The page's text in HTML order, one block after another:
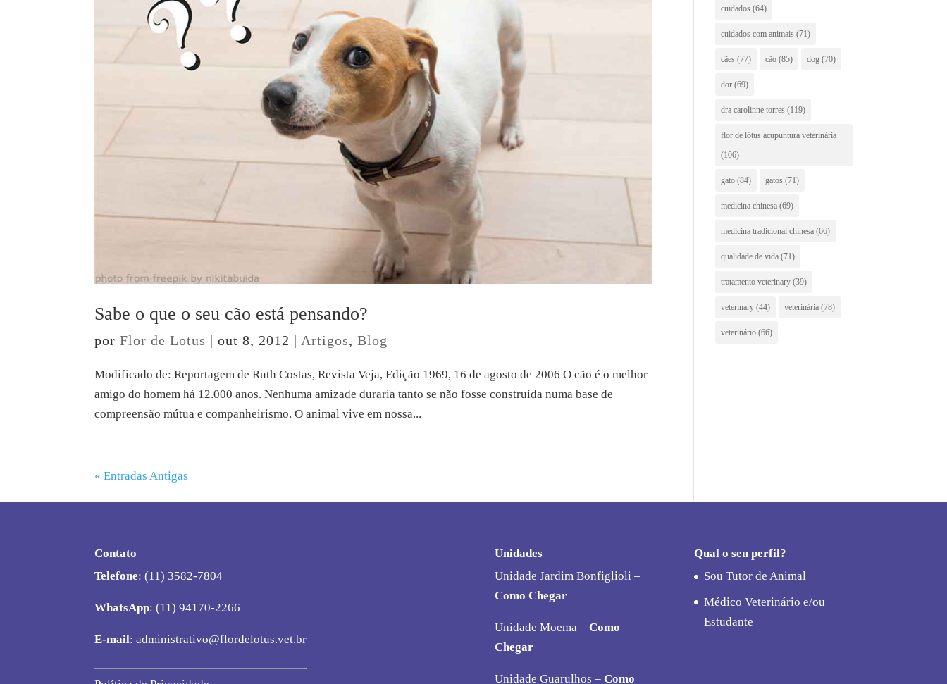
Sabe o que o seu cão está pensando?
porFlor de Lotus |out 8, 2012 | Artigos,Blog
Modificado de: Reportagem de Ruth Costas, Revista Veja, Edição 1969, 16 de agosto de 2006 O cão é o melhor
amigo do homem há 12.000 anos. Nenhuma amizade duraria tanto se não fosse construída numa base de
compreensão mútua e companheirismo. O animal vive em nossa...
« Entradas Antigas
cuidados (64)
cuidados com animais (71)
cães (77) cão (85) dog (70)
dor (69)
dra carolinne torres (119)
flor de lótus acupuntura veterinária
(106)
gato (84) gatos (71)
medicina chinesa (69)
medicina tradicional chinesa (66)
qualidade de vida (71)
tratamento veterinary (39)
veterinary (44) veterinária (78)
veterinário (66)
Contato
Telefone: (11) 3582-7804
WhatsApp: (11) 94170-2266
E-mail: administrativo@flordelotus.vet.br
Unidades
Unidade Jardim Bonfiglioli –
Como Chegar
Unidade Moema – Como
Chegar
Unidade Guarulhos – Como
Qual o seu perfil?
Sou Tutor de Animal
Médico Veterinário e/ou
Estudante